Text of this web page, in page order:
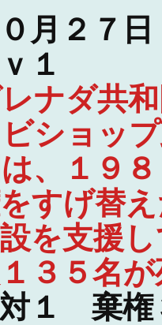
０月２７
１
ナダ共
ショッ
、１９
すげ替
を支援
３５名
１ 棄権